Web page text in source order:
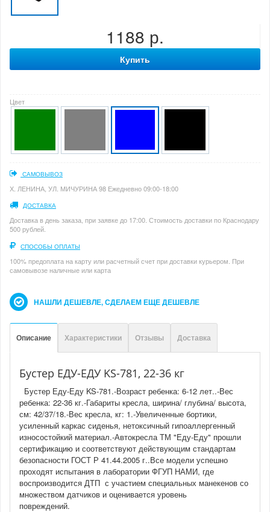
1188 р.
Купить
Цвет
САМОВЫВОЗ
Х. ЛЕНИНА, УЛ. МИЧУРИНА 98 Ежедневно 09:00-18:00
ДОСТАВКА
Доставка в день заказа, при заявке до 17:00. Стоимость доставки по Краснодару
500 рублей.
СПОСОБЫ ОПЛАТЫ
100% предоплата на карту или расчетный счет при доставки курьером. При
самовывозе наличные или карта
НАШЛИ ДЕШЕВЛЕ, СДЕЛАЕМ ЕЩЕ ДЕШЕВЛЕ
Описание Характеристики Отзывы Доставка
Бустер ЕДУ-ЕДУ KS-781, 22-36 кг
Бустер Еду-Еду KS-781.-Возраст ребенка: 6-12 лет..-Вес
ребенка: 22-36 кг.-Габариты кресла, ширина/ глубина/ высота,
см: 42/37/18.-Вес кресла, кг: 1.-Увеличенные бортики,
усиленный каркас сиденья, нетоксичный гипоаллергенный
износостойкий материал.-Автокресла ТМ "Еду-Еду" прошли
сертификацию и соответствуют действующим стандартам
безопасности ГОСТ Р 41.44.2005 г..Все модели успешно
проходят испытания в лаборатории ФГУП НАМИ, где
воспроизводится ДТП с участием специальных манекенов со
множеством датчиков и оценивается уровень
повреждений.